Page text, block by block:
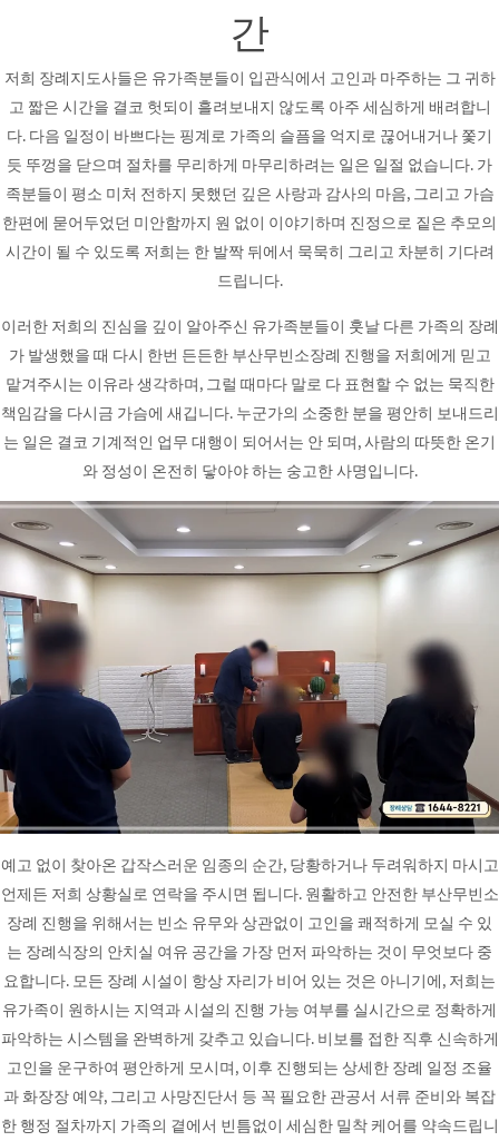
간
저희 장례지도사들은 유가족분들이 입관식에서 고인과 마주하는 그 귀하
고 짧은 시간을 결코 헛되이 흘려보내지 않도록 아주 세심하게 배려합니
다. 다음 일정이 바쁘다는 핑계로 가족의 슬픔을 억지로 끊어내거나 쫓기
듯 뚜껑을 닫으며 절차를 무리하게 마무리하려는 일은 일절 없습니다. 가
족분들이 평소 미처 전하지 못했던 깊은 사랑과 감사의 마음, 그리고 가슴
한편에 묻어두었던 미안함까지 원 없이 이야기하며 진정으로 짙은 추모의
시간이 될 수 있도록 저희는 한 발짝 뒤에서 묵묵히 그리고 차분히 기다려
드립니다.
이러한 저희의 진심을 깊이 알아주신 유가족분들이 훗날 다른 가족의 장례
가 발생했을 때 다시 한번 든든한 부산무빈소장례 진행을 저희에게 믿고
맡겨주시는 이유라 생각하며, 그럴 때마다 말로 다 표현할 수 없는 묵직한
책임감을 다시금 가슴에 새깁니다. 누군가의 소중한 분을 평안히 보내드리
는 일은 결코 기계적인 업무 대행이 되어서는 안 되며, 사람의 따뜻한 온기
와 정성이 온전히 닿아야 하는 숭고한 사명입니다.
예고 없이 찾아온 갑작스러운 임종의 순간, 당황하거나 두려워하지 마시고
언제든 저희 상황실로 연락을 주시면 됩니다. 원활하고 안전한 부산무빈소
장례 진행을 위해서는 빈소 유무와 상관없이 고인을 쾌적하게 모실 수 있
는 장례식장의 안치실 여유 공간을 가장 먼저 파악하는 것이 무엇보다 중
요합니다. 모든 장례 시설이 항상 자리가 비어 있는 것은 아니기에, 저희는
유가족이 원하시는 지역과 시설의 진행 가능 여부를 실시간으로 정확하게
파악하는 시스템을 완벽하게 갖추고 있습니다. 비보를 접한 직후 신속하게
고인을 운구하여 평안하게 모시며, 이후 진행되는 상세한 장례 일정 조율
과 화장장 예약, 그리고 사망진단서 등 꼭 필요한 관공서 서류 준비와 복잡
한 행정 절차까지 가족의 곁에서 빈틈없이 세심한 밀착 케어를 약속드립니